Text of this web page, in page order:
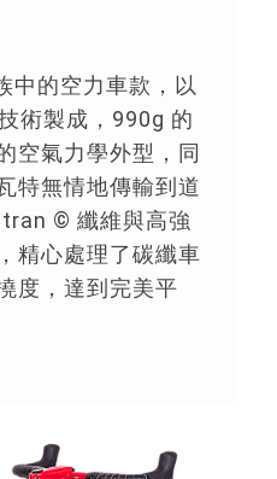
中的空力車款，以
術製成，990g 的
空氣力學外型，同
特無情地傳輸到道
© 纖維與高強
精心處理了碳纖車
度，達到完美平